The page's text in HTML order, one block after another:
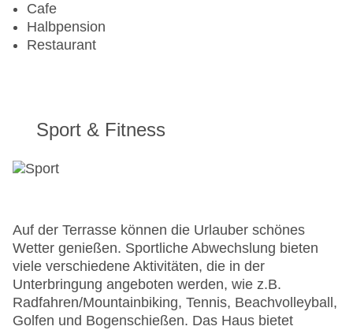
Cafe
Halbpension
Restaurant
Sport & Fitness
Auf der Terrasse können die Urlauber schönes
Wetter genießen. Sportliche Abwechslung bieten
viele verschiedene Aktivitäten, die in der
Unterbringung angeboten werden, wie z.B.
Radfahren/Mountainbiking, Tennis, Beachvolleyball,
Golfen und Bogenschießen. Das Haus bietet